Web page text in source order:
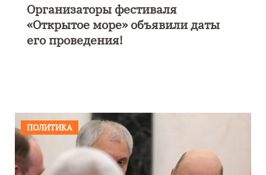
В Калининграде пройдет
фестиваль искусств «Зимние
каникулы на Балтике»
ПОЛИТИКА